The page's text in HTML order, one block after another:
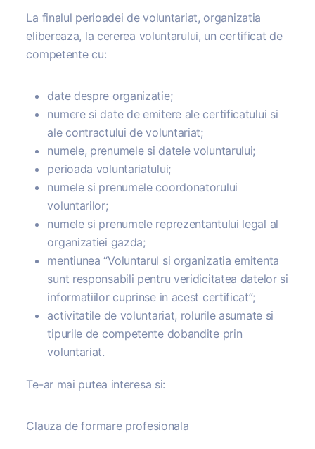
La finalul perioadei de voluntariat, organizatia
elibereaza, la cererea voluntarului, un certificat de
competente cu:
date despre organizatie;
numere si date de emitere ale certificatului si
ale contractului de voluntariat;
numele, prenumele si datele voluntarului;
perioada voluntariatului;
numele si prenumele coordonatorului
voluntarilor;
numele si prenumele reprezentantului legal al
organizatiei gazda;
mentiunea “Voluntarul si organizatia emitenta
sunt responsabili pentru veridicitatea datelor si
informatiilor cuprinse in acest certificat”;
activitatile de voluntariat, rolurile asumate si
tipurile de competente dobandite prin
voluntariat.
Te-ar mai putea interesa si:
Clauza de formare profesionala